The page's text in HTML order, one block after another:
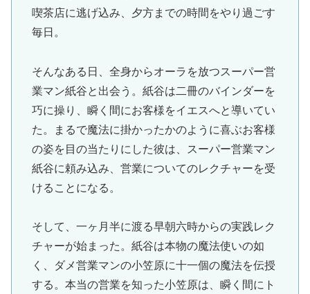
喫茶店に逃げ込み、夕方までの時間をやり過ごす
毎日。
そんなある日、全身からオーラを放つスーパー営
業マン紙谷と出会う。紙谷は二冊のバインダーを
巧に操り、瞬く間にお客様をイエスへと導いてい
た。まるで魔法に掛かったかのように喜ぶお客様
の姿を目の当たりにした彼は、スーパー営業マン
紙谷に頼み込み、営業についてのレクチャーを受
けることになる。
そして、一ヶ月半に渡る早朝六時からの実践レク
チャーが始まった。紙谷は本物の魔法使いの如
く、ダメ営業マンの小笠原に十一個の魔法を伝授
する。本当の営業を知った小笠原は、瞬く間にト